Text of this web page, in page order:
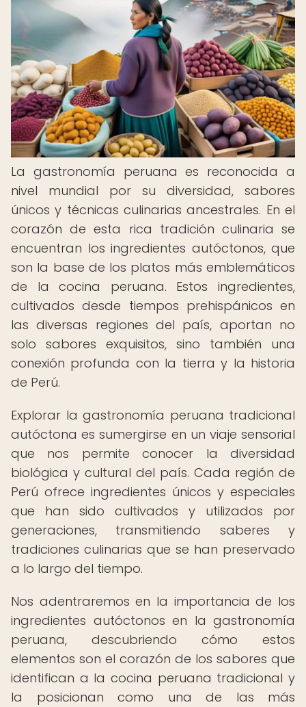
La gastronomía peruana es reconocida a
nivel mundial por su diversidad, sabores
únicos y técnicas culinarias ancestrales. En el
corazón de esta rica tradición culinaria se
encuentran los ingredientes autóctonos, que
son la base de los platos más emblemáticos
de la cocina peruana. Estos ingredientes,
cultivados desde tiempos prehispánicos en
las diversas regiones del país, aportan no
solo sabores exquisitos, sino también una
conexión profunda con la tierra y la historia
de Perú.
Explorar la gastronomía peruana tradicional
autóctona es sumergirse en un viaje sensorial
que nos permite conocer la diversidad
biológica y cultural del país. Cada región de
Perú ofrece ingredientes únicos y especiales
que han sido cultivados y utilizados por
generaciones, transmitiendo saberes y
tradiciones culinarias que se han preservado
a lo largo del tiempo.
Nos adentraremos en la importancia de los
ingredientes autóctonos en la gastronomía
peruana, descubriendo cómo estos
elementos son el corazón de los sabores que
identifican a la cocina peruana tradicional y
la posicionan como una de las más